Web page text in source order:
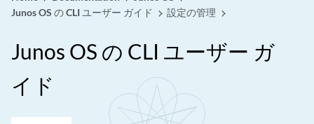
Junos OS の CLI ユーザー ガイド
設定の管理
Junos OS の CLI ユーザー ガ
イド